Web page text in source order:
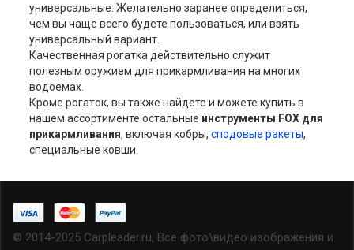
универсальные. Желательно заранее определиться,
чем вы чаще всего будете пользоваться, или взять
универсальный вариант.
Качественная рогатка действительно служит
полезным оружием для прикармливания на многих
водоемах.
Кроме рогаток, вы также найдете и можете купить в
нашем ассортименте остальные инструменты FOX для
прикармливания, включая кобры, сподовые ракеты,
специальные ковши.
© 2014-2025 Carpleader.ru, Все фото\видео изображения и